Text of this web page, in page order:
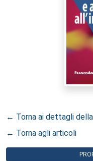
← Torna ai dettagli
← Torna agli articoli